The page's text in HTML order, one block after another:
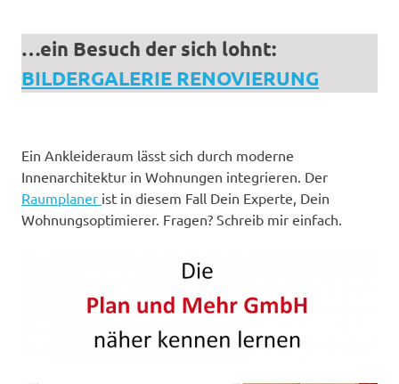
…ein Besuch der sich lohnt:
BILDERGALERIE RENOVIERUNG
Ein Ankleideraum lässt sich durch moderne
Innenarchitektur in Wohnungen integrieren. Der
Raumplaner ist in diesem Fall Dein Experte, Dein
Wohnungsoptimierer. Fragen? Schreib mir einfach.